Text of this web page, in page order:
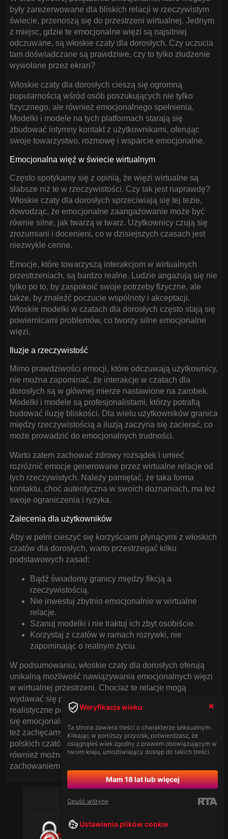
były zarezerwowane dla bliskich relacji w rzeczywistym
świecie, przenoszą się do przestrzeni wirtualnej. Jednym
z miejsc, gdzie te emocjonalne więzi są najsilniej
odczuwane, są włoskie czaty dla dorosłych. Czy uczucia
tam doświadczane są prawdziwe, czy to tylko złudzenie
wywołane przez ekran?
Włoskie czaty dla dorosłych cieszą się ogromną
popularnością wśród osób poszukujących nie tylko
fizycznego, ale również emocjonalnego spełnienia.
Modelki i modele na tych platformach starają się
zbudować intymny kontakt z użytkownikami, oferując
swoje towarzystwo, rozmowę i wsparcie emocjonalne.
Emocjonalna więź w świecie wirtualnym
Często spotykamy się z opinią, że więzi wirtualne są
słabsze niż te w rzeczywistości. Czy tak jest naprawdę?
Włoskie czaty dla dorosłych sprzeciwiają się tej tezie,
dowodząc, że emocjonalne zaangażowanie może być
równie silne, jak twarzą w twarz. Użytkownicy czują się
zrozumiani i docenieni, co w dzisiejszych czasach jest
niezwykle cenne.
Emocje, które towarzyszą interakcjom w wirtualnych
przestrzeniach, są bardzo realne. Ludzie angażują się nie
tylko po to, by zaspokoić swoje potrzeby fizyczne, ale
także, by znaleźć poczucie wspólnoty i akceptacji.
Włoskie modelki w czatach dla dorosłych często stają się
powiernicami problemów, co tworzy silne emocjonalne
więzi.
Iluzje a rzeczywistość
Mimo prawdziwości emocji, które odczuwają użytkownicy,
nie można zapominać, że interakcje w czatach dla
dorosłych są w głównej mierze nastawione na zarobek.
Modelki i modele są profesjonalistami, którzy potrafią
budować iluzję bliskości. Dla wielu użytkowników granica
między rzeczywistością a iluzją zaczyna się zacierać, co
może prowadzić do emocjonalnych trudności.
Warto zatem zachować zdrowy rozsądek i umieć
rozróżnić emocje generowane przez wirtualne relacje od
tych rzeczywistych. Należy pamiętać, że taka forma
kontaktu, choć autentyczna w swoich doznaniach, ma też
swoje ograniczenia i ryzyka.
Zalecenia dla użytkowników
Aby w pełni cieszyć się korzyściami płynącymi z włoskich
czatów dla dorosłych, warto przestrzegać kilku
podstawowych zasad:
Bądź świadomy granicy między fikcją a
rzeczywistością.
Nie inwestuj zbytnio emocjonalnie w wirtualne
relacje.
Szanuj modelki i nie traktuj ich zbyt osobiście.
Korzystaj z czatów w ramach rozrywki, nie
zapominając o realnym życiu.
W podsumowaniu, włoskie czaty dla dorosłych oferują
unikalną możliwość nawiązywania emocjonalnych więzi
w wirtualnej przestrzeni. Chociaż te relacje mogą
wydawać się prawdziwe, ważne jest, aby zachować
realistyczne podejście i mieć świadomość, gdzie kończy
się emocjonalna rzeczywistość, a zaczyna iluzja. Dlatego
też zachęcamy do świadomego korzystania z naszych
polskich czatów z modelkami przed kamerką, gdzie
również można znaleźć emocjonalne spełnienie, z
zachowaniem zdrowego rozsądku.
Weryfikacja wieku
Ta strona zawiera treści o charakterze seksualnym.
Klikając w poniższy przycisk, potwierdzasz, że
osiągnąłeś wiek zgodny z prawem obowiązującym w
twoim kraju, umożliwiający dostęp do takich treści.
Mam 18 lat lub więcej
Opuść witrynę
Ustawienia plików cookie